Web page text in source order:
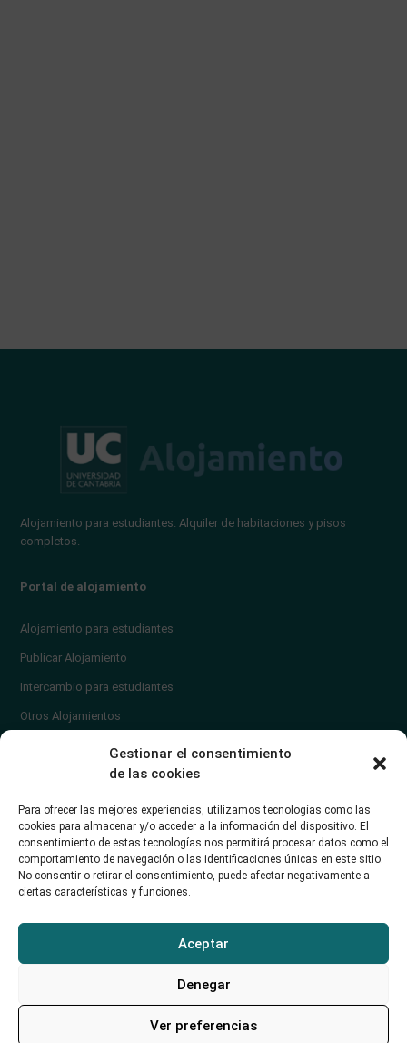
Gestionar el consentimiento
de las cookies
Para ofrecer las mejores experiencias, utilizamos tecnologías como las
cookies para almacenar y/o acceder a la información del dispositivo. El
consentimiento de estas tecnologías nos permitirá procesar datos como el
comportamiento de navegación o las identificaciones únicas en este sitio.
No consentir o retirar el consentimiento, puede afectar negativamente a
ciertas características y funciones.
Aceptar
Denegar
Ver preferencias
Alojamiento para estudiantes. Alquiler de habitaciones y pisos
completos.
Portal de alojamiento
Alojamiento para estudiantes
Publicar Alojamiento
Intercambio para estudiantes
Otros Alojamientos
¿Cómo publicar un anuncio?
Contacto
soporte@alojamientounican.es
Alojamiento Universidad de Cantabria Copyright © 2023​